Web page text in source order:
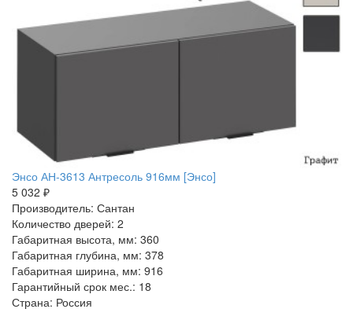
Энсо АН-3613 Антресоль 916мм [Энсо]
5 032 ₽
Производитель: Сантан
Количество дверей: 2
Габаритная высота, мм: 360
Габаритная глубина, мм: 378
Габаритная ширина, мм: 916
Гарантийный срок мес.: 18
Страна: Россия